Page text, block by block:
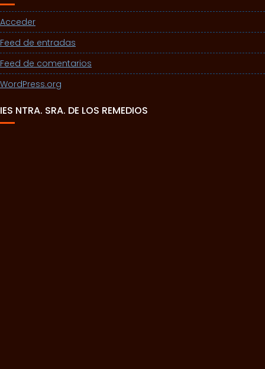
Acceder
Feed de entradas
Feed de comentarios
WordPress.org
IES NTRA. SRA. DE LOS REMEDIOS